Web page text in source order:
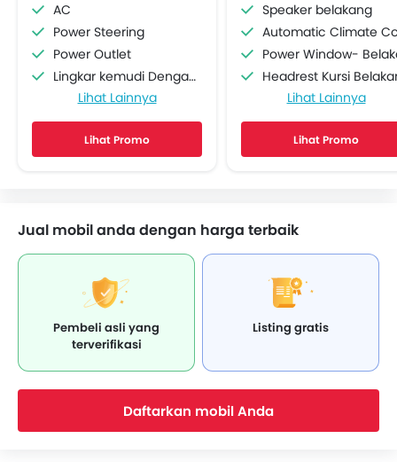
AC
Power Steering
Power Outlet
Lingkar kemudi Dengan Tombol Multi Fungsi
Radio AM/FM
Speaker depan
Sambungan Bluetooth
Adjustable Seats
Pengaturan Posisi Stir
Cup Holder - depan
Bottle Holder
Lampu Bagasi
Vanity Mirror
Anti Lock Braking System
Sensor Parkir
Central Locking
Kantong Udara Pengemudi
Lihat Lainnya
Lihat Promo
Speaker belakang
Automatic Climate
Power Window-
Headrest Kursi
Arm Rest Belakang
Child Safety Locks
Airbag Samping
Kursi Lipat Belakang
Wiper Kaca Belakang
Electric Parking Brake
Speed Sensing Door
Curtain Airbags
Lihat Lainnya
Lihat Promo
Jual mobil anda dengan harga terbaik
Pembeli asli yang
terverifikasi
Listing gratis
Daftarkan mobil Anda